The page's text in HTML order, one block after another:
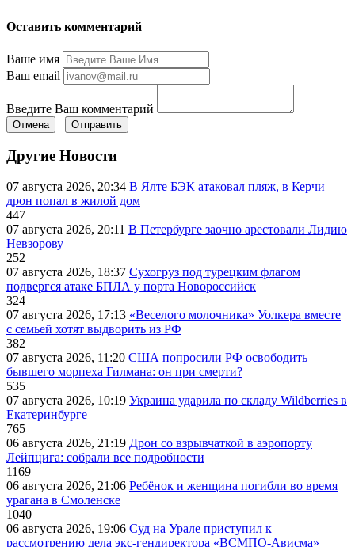
Оставить комментарий
Ваше имя
Ваш email
Введите Ваш комментарий
Отмена Отправить
Другие Новости
07 августа 2026, 20:34 В Ялте БЭК атаковал пляж, в Керчи
дрон попал в жилой дом
447
07 августа 2026, 20:11 В Петербурге заочно арестовали Лидию
Невзорову
252
07 августа 2026, 18:37 Сухогруз под турецким флагом
подвергся атаке БПЛА у порта Новороссийск
324
07 августа 2026, 17:13 «Веселого молочника» Уолкера вместе
с семьей хотят выдворить из РФ
382
07 августа 2026, 11:20 США попросили РФ освободить
бывшего морпеха Гилмана: он при смерти?
535
07 августа 2026, 10:19 Украина ударила по складу Wildberries в
Екатеринбурге
765
06 августа 2026, 21:19 Дрон со взрывчаткой в аэропорту
Лейпцига: собрали все подробности
1169
06 августа 2026, 21:06 Ребёнок и женщина погибли во время
урагана в Смоленске
1040
06 августа 2026, 19:06 Суд на Урале приступил к
рассмотрению дела экс-гендиректора «ВСМПО-Ависма»